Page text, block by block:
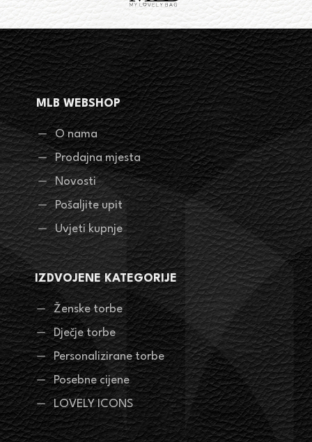
MLB WEBSHOP
O nama
Prodajna mjesta
Novosti
Pošaljite upit
Uvjeti kupnje
IZDVOJENE KATEGORIJE
Ženske torbe
Dječje torbe
Personalizirane torbe
Posebne cijene
LOVELY ICONS